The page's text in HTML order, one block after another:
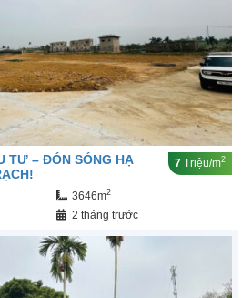
TƯ – ĐÓN SÓNG HẠ
7 Triệu/m2
3646m2
2 tháng trước